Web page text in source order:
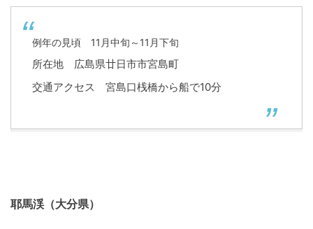
例年の見頃 11月中旬～11月下旬
所在地 広島県廿日市市宮島町
交通アクセス 宮島口桟橋から船で10分
耶馬渓（大分県）